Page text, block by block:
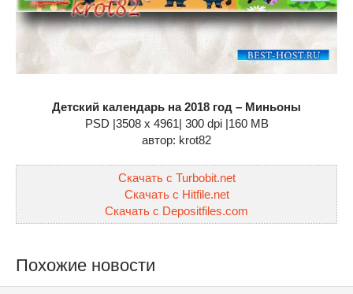
Детский календарь на 2018 год – Миньоны
PSD |3508 x 4961| 300 dpi |160 MB
автор: krot82
Скачать с Turbobit.net
Скачать с Hitfile.net
Скачать с Depositfiles.com
Похожие новости